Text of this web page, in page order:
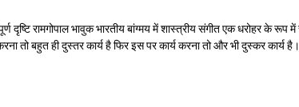
दृष्टि रामगोपाल भावुक भारतीय बांग्मय में शास्त्रीय संगीत एक धरोहर के
तो बहुत ही दुस्तर कार्य है फिर इस पर कार्य करना तो और भी दुस्कर कार्य